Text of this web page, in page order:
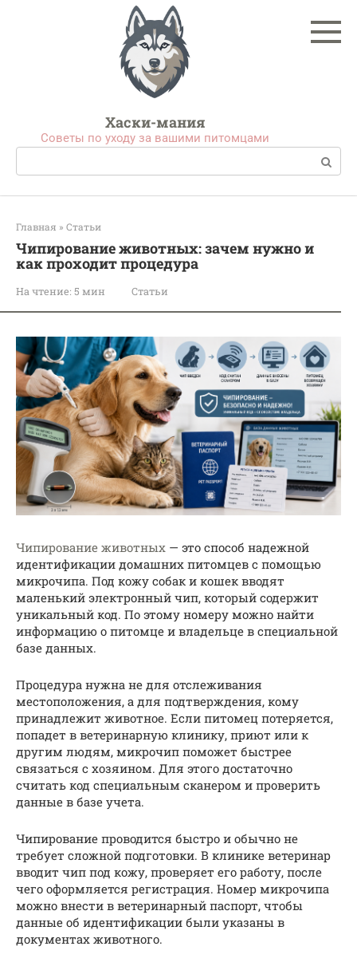
Хаски-мания
Советы по уходу за вашими питомцами
Поиск:
Главная » Статьи
Чипирование животных: зачем нужно и
как проходит процедура
На чтение: 5 мин Статьи
Чипирование животных — это способ надежной
идентификации домашних питомцев с помощью
микрочипа. Под кожу собак и кошек вводят
маленький электронный чип, который содержит
уникальный код. По этому номеру можно найти
информацию о питомце и владельце в специальной
базе данных.
Процедура нужна не для отслеживания
местоположения, а для подтверждения, кому
принадлежит животное. Если питомец потеряется,
попадет в ветеринарную клинику, приют или к
другим людям, микрочип поможет быстрее
связаться с хозяином. Для этого достаточно
считать код специальным сканером и проверить
данные в базе учета.
Чипирование проводится быстро и обычно не
требует сложной подготовки. В клинике ветеринар
вводит чип под кожу, проверяет его работу, после
чего оформляется регистрация. Номер микрочипа
можно внести в ветеринарный паспорт, чтобы
данные об идентификации были указаны в
документах животного.